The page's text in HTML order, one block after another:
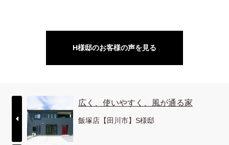
H様邸のお客様の声を見る
広く、使いやすく、風が通る家
飯塚店【田川市】S様邸